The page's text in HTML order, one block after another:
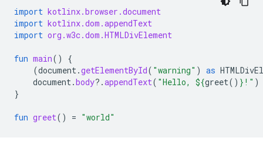
import kotlinx.browser.document
import kotlinx.dom.appendText
import org.w3c.dom.HTMLDivElement
fun main()
{
(document.getElementById( "warning" ) as
document.body?.appendText( "Hello, ${greet() } !" )
}
fun greet() = "world"